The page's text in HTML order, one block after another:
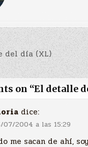
día (XL)
on “El detalle
dice:
07/2004 a las 15:29
me sacan de ahí,